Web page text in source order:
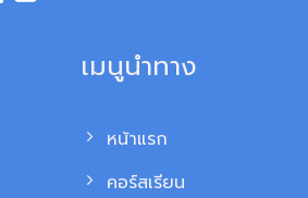
เมนูนำทาง
หน้าแรก
คอร์สเรียน